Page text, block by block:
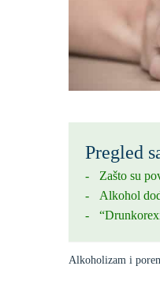
Pregled
Zašto su
Alkohol
Alkoholizam i